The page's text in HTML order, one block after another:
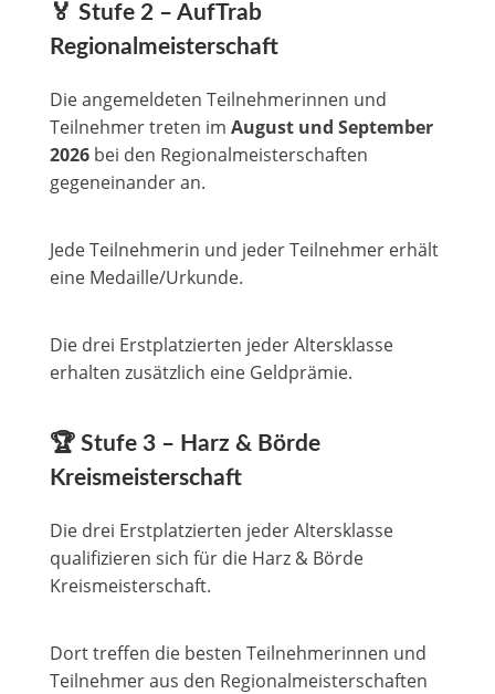
🏅 Stufe 2 – AufTrab
Regionalmeisterschaft
Die angemeldeten Teilnehmerinnen und
Teilnehmer treten im August und September
2026bei den Regionalmeisterschaften
gegeneinander an.
Jede Teilnehmerin und jeder Teilnehmer erhält
eine Medaille/Urkunde.
Die drei Erstplatzierten jeder Altersklasse
erhalten zusätzlich eine Geldprämie.
🏆 Stufe 3 – Harz & Börde
Kreismeisterschaft
Die drei Erstplatzierten jeder Altersklasse
qualifizieren sich für die Harz & Börde
Kreismeisterschaft.
Dort treffen die besten Teilnehmerinnen und
Teilnehmer aus den Regionalmeisterschaften